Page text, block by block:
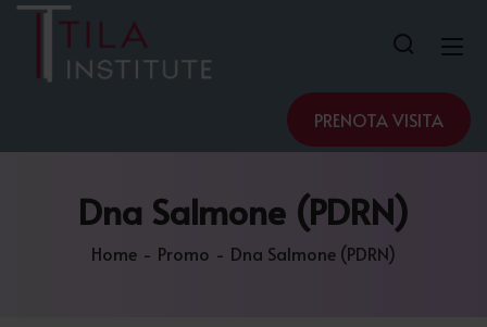
PRENOTA VISITA
Dna Salmone (PDRN)
Home Promo Dna Salmone (PDRN)